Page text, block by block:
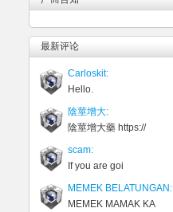
最新评论
Carloskit:
Hello.
陰莖增大:
陰莖增大藥 https://
scam:
If you are goi
MEMEK BELATUNGAN:
MEMEK MAMAK KA